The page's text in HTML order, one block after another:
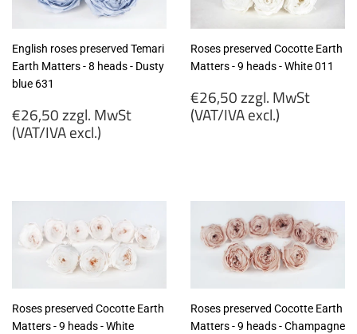
English roses preserved Temari
Earth Matters - 8 heads - Dusty
blue 631
Regular
price
€26,50 zzgl. MwSt
(VAT/IVA excl.)
MwSt
excl.)
Roses preserved Cocotte Earth
Matters - 9 heads - White 011
Regular
price
€26,50 zzgl. MwSt
(VAT/IVA excl.)
(VAT/IVA
excl.)
Roses preserved Cocotte Earth
Matters - 9 heads - White
Roses preserved Cocotte Earth
Matters - 9 heads - Champagne